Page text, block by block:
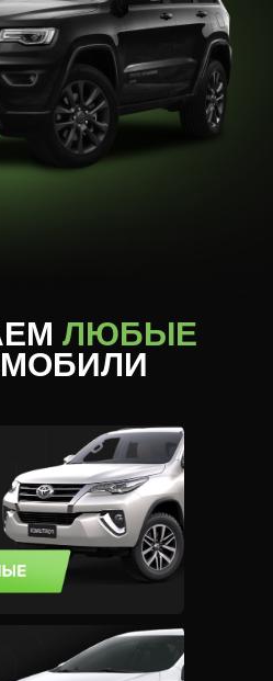
ЛЮБЫЕ